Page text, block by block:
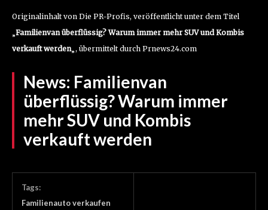
Originalinhalt von Die PR-Profis, veröffentlicht unter dem Titel
„Familienvan überflüssig? Warum immer mehr SUV und Kombis
verkauft werden„, übermittelt durch Prnews24.com
News: Familienvan
überflüssig? Warum immer
mehr SUV und Kombis
verkauft werden
Tags:
Familienauto verkaufen